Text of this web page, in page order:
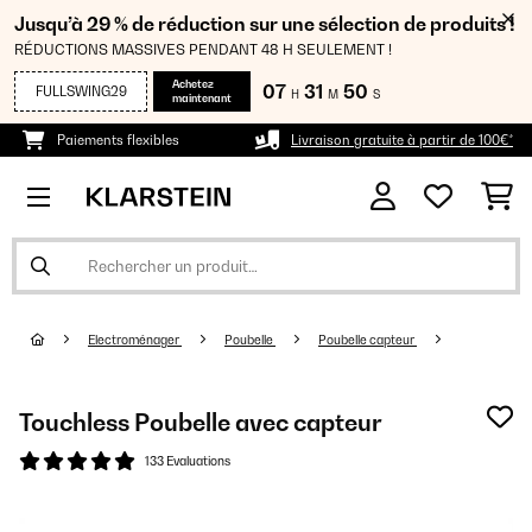
Jusqu’à 29 % de réduction sur une sélection de produits !
RÉDUCTIONS MASSIVES PENDANT 48 H SEULEMENT !
FULLSWING29
Achetez
maintenant
07 H 31 M 50 S
Paiements flexibles Livraison gratuite à partir de 100€*
Electroménager Poubelle Poubelle capteur
Touchless Poubelle avec capteur
133 Evaluations